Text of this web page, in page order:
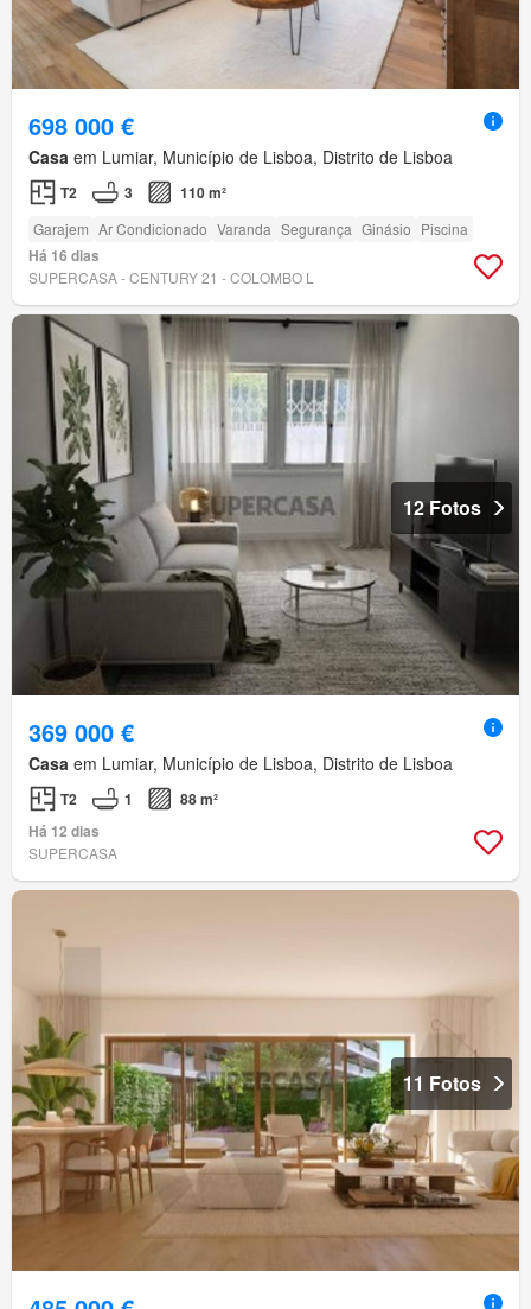
698 000 €
Casa em Lumiar, Município de Lisboa, Distrito de Lisboa
T2 3 110 m²
Garajem Ar Condicionado Varanda Segurança Ginásio Piscina
Há 16 dias
SUPERCASA - CENTURY 21 - COLOMBO L
12 Fotos
369 000 €
Casa em Lumiar, Município de Lisboa, Distrito de Lisboa
T2 1
88 m²
Há 12 dias
SUPERCASA
11 Fotos